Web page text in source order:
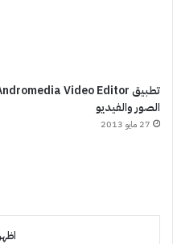
الصور والفيديو
27 مايو 2013